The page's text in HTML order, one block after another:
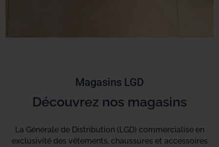
Magasins LGD
Découvrez nos magasins
La Générale de Distribution (LGD) commercialise en
exclusivité des vêtements, chaussures et accessoires